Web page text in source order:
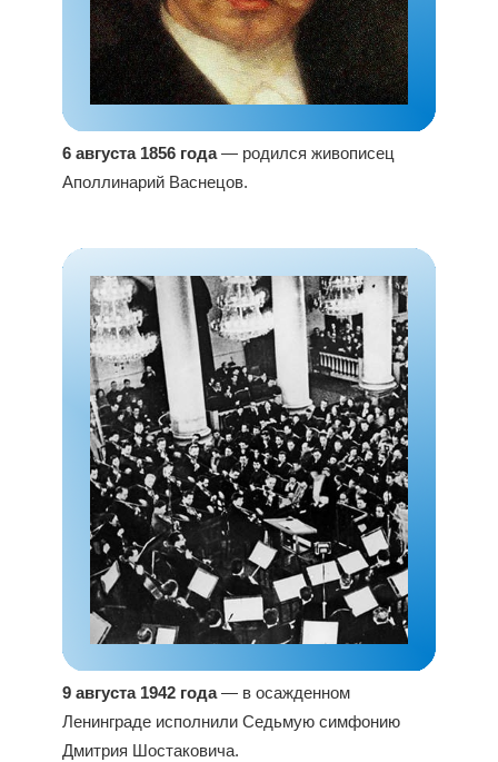
6 августа 1856 года— родился живописец
Аполлинарий Васнецов.
9 августа 1942 года— в осажденном
Ленинграде исполнили Седьмую симфонию
Дмитрия Шостаковича.